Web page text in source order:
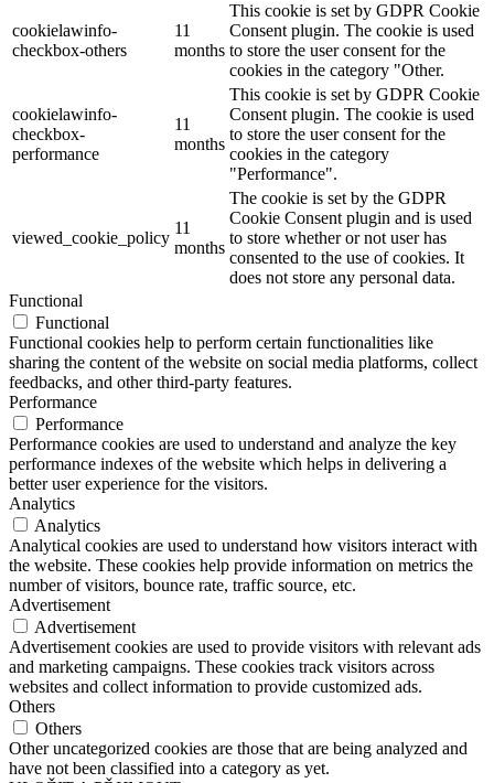
cookielawinfo-
checkbox-others
11
months
This cookie is set by GDPR Cookie
Consent plugin. The cookie is used
to store the user consent for the
cookies in the category "Other.
cookielawinfo-
checkbox-
performance
11
months
This cookie is set by GDPR Cookie
Consent plugin. The cookie is used
to store the user consent for the
cookies in the category
"Performance".
viewed_cookie_policy
11
months
The cookie is set by the GDPR
Cookie Consent plugin and is used
to store whether or not user has
consented to the use of cookies. It
does not store any personal data.
Functional
Functional
Functional cookies help to perform certain functionalities like
sharing the content of the website on social media platforms, collect
feedbacks, and other third-party features.
Performance
Performance
Performance cookies are used to understand and analyze the key
performance indexes of the website which helps in delivering a
better user experience for the visitors.
Analytics
Analytics
Analytical cookies are used to understand how visitors interact with
the website. These cookies help provide information on metrics the
number of visitors, bounce rate, traffic source, etc.
Advertisement
Advertisement
Advertisement cookies are used to provide visitors with relevant ads
and marketing campaigns. These cookies track visitors across
websites and collect information to provide customized ads.
Others
Others
Other uncategorized cookies are those that are being analyzed and
have not been classified into a category as yet.